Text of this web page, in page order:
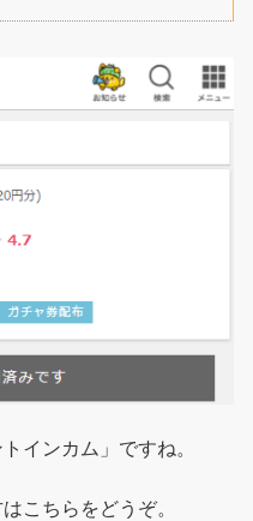
インカム」ですね。
こちらをどうぞ。